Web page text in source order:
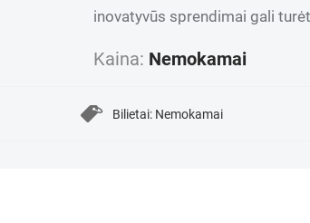
inovatyvūs sprendimai gali
Kaina: Nemokamai
Bilietai: Nemokamai